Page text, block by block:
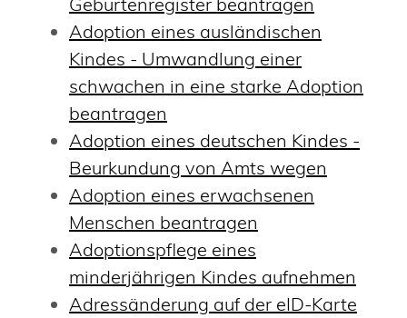
Adoption eines ausländischen
Kindes - Umwandlung einer
schwachen in eine starke Adoption
beantragen
Adoption eines deutschen Kindes -
Beurkundung von Amts wegen
Adoption eines erwachsenen
Menschen beantragen
Adoptionspflege eines
minderjährigen Kindes aufnehmen
Adressänderung auf der eID-Karte